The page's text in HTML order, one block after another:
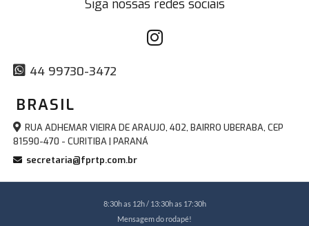
Siga nossas redes sociais
44 99730-3472
BRASIL
RUA ADHEMAR VIEIRA DE ARAUJO, 402, BAIRRO UBERABA, CEP
81590-470 - CURITIBA | PARANÁ
secretaria@fprtp.com.br
8:30h as 12h / 13:30h as 17:30h
Mensagem do rodapé!